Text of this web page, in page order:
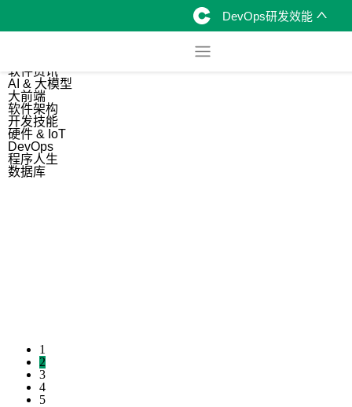
DevOps研发效能
软件资讯
AI & 大模型
大前端
软件架构
开发技能
硬件 & IoT
DevOps
程序人生
数据库
1
2
3
4
5